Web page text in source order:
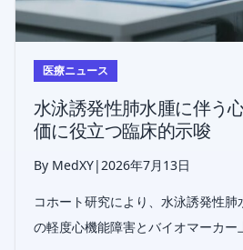
医療ニュース
水泳誘発性肺水腫に伴う
価に役立つ臨床的示唆
By MedXY|2026年7月13日
コホート研究により、水泳誘発性肺
の軽度心機能障害とバイオマーカー